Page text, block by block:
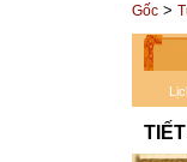
Gốc >